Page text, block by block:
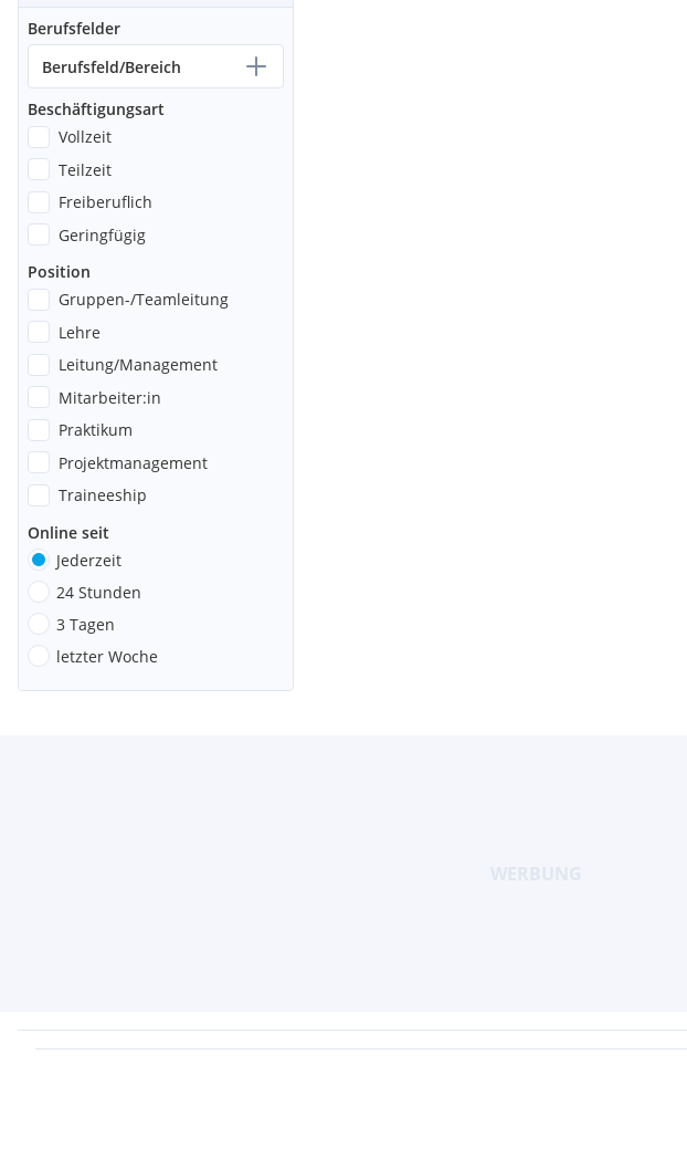
Berufsfelder
Berufsfeld/Bereich
Beschäftigungsart
Vollzeit
Teilzeit
Freiberuflich
Geringfügig
Position
Gruppen-/Teamleitung
Lehre
Leitung/Management
Mitarbeiter:in
Praktikum
Projektmanagement
Traineeship
Online seit
Jederzeit
24 Stunden
3 Tagen
letzter Woche